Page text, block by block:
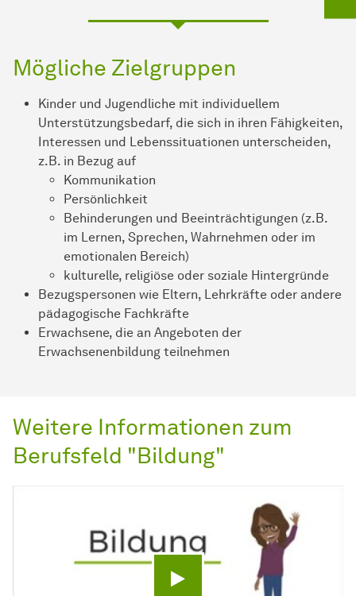
Mögliche Zielgruppen
Kinder und Jugendliche mit individuellem
Unterstützungsbedarf, die sich in ihren Fähigkeiten,
Interessen und Lebenssituationen unterscheiden,
z.B. in Bezug auf
Kommunikation
Persönlichkeit
Behinderungen und Beeinträchtigungen (z.B.
im Lernen, Sprechen, Wahrnehmen oder im
emotionalen Bereich)
kulturelle, religiöse oder soziale Hintergründe
Bezugspersonen wie Eltern, Lehrkräfte oder andere
pädagogische Fachkräfte
Erwachsene, die an Angeboten der
Erwachsenenbildung teilnehmen
Weitere Informationen zum
Berufsfeld "Bildung"
Video abspielen